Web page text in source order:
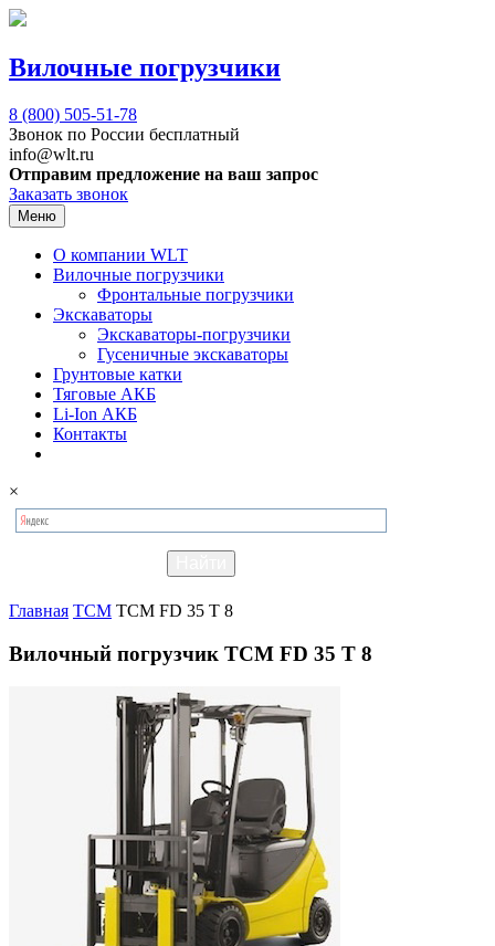
Вилочные погрузчики
8 (800) 505-51-78
Звонок по России бесплатный
info@wlt.ru
Отправим предложение на ваш запрос
Заказать звонок
Меню
О компании WLT
Вилочные погрузчики
Фронтальные погрузчики
Экскаваторы
Экскаваторы-погрузчики
Гусеничные экскаваторы
Грунтовые катки
Тяговые АКБ
Li-Ion АКБ
Контакты
×
Главная TCM TCM FD 35 T 8
Вилочный погрузчик TCM FD 35 T 8